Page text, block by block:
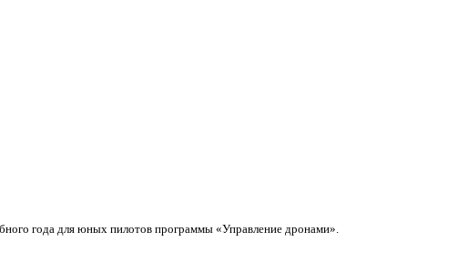
года для юных пилотов программы «Управление дронами».